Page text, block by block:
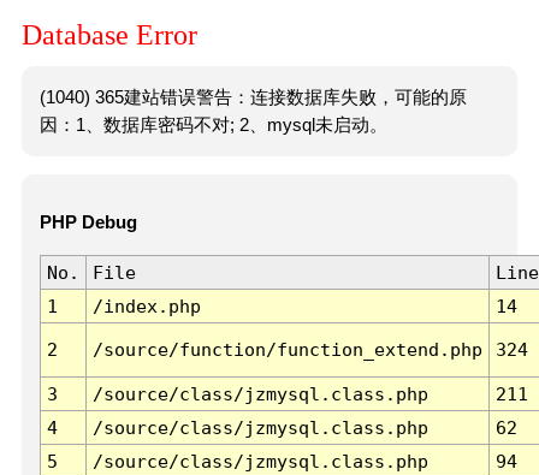
Database Error
(1040) 365建站错误警告：连接数据库失败，可能的原
因：1、数据库密码不对; 2、mysql未启动。
PHP Debug
No. File
Line
1
/index.php 14
2 /source/function/function_extend.php 324
3 /source/class/jzmysql.class.php
211
4
/source/class/jzmysql.class.php
62
5
/source/class/jzmysql.class.php
94